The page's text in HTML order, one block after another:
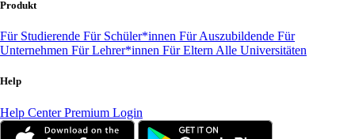
Produkt
Für Studierende Für Schüler*innen Für Auszubildende Für
Unternehmen Für Lehrer*innen Für Eltern Alle Universitäten
Help
Help CenterPremium Login